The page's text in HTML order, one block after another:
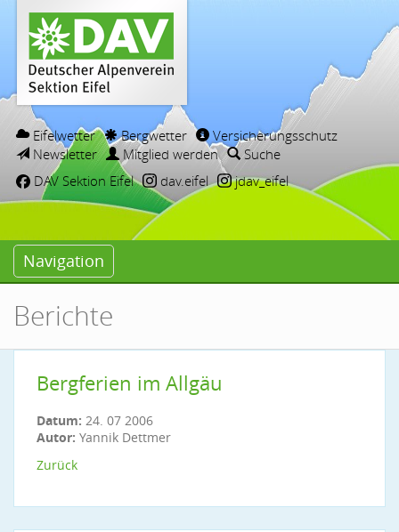
Eifelwetter Bergwetter
Versicherungsschutz
Newsletter
Mitglied werden
Suche
DAV Sektion Eifel
dav.eifel jdav_eifel
Navigation
Berichte
Bergferien im Allgäu
Datum: 24. 07 2006
Autor: Yannik Dettmer
Zurück